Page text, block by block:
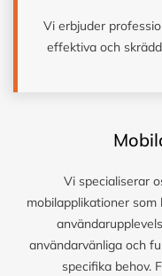
Vi erbjuder
effektiva och
Vi specialiserar
mobilapplikationer
användarvänliga och
specifika behov.